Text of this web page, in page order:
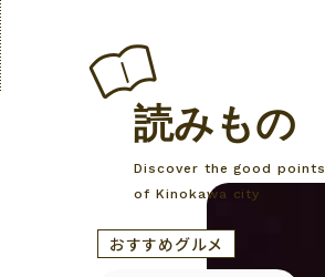
読みもの
Discover the good points
of Kinokawa city
おすすめグルメ